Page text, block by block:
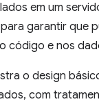
em um
garantir que
código e nos
o design
com